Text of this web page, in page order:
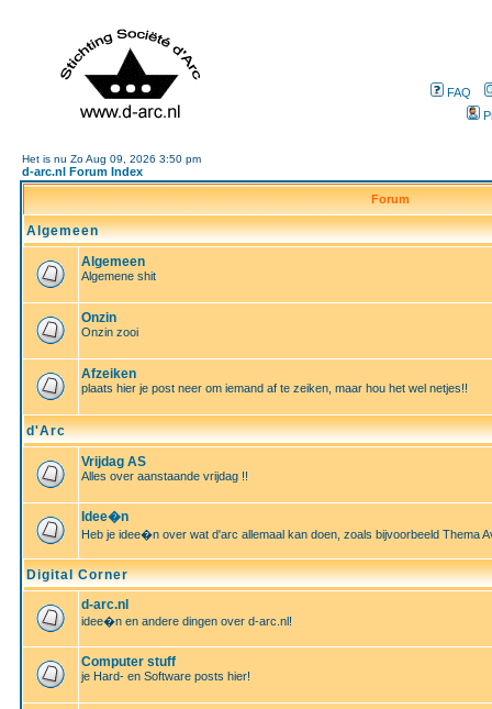
FAQ
Het is nu Zo Aug 09, 2026 3:50 pm
d-arc.nl Forum Index
Forum
Algemeen
Algemeen
Algemene shit
Onzin
Onzin zooi
Afzeiken
plaats hier je post neer om iemand af te zeiken, maar hou het wel netjes!!
d'Arc
Vrijdag AS
Alles over aanstaande vrijdag !!
Idee�n
Heb je idee�n over wat d'arc allemaal kan doen, zoals bijvoorbeeld Thema
Digital Corner
d-arc.nl
idee�n en andere dingen over d-arc.nl!
Computer stuff
je Hard- en Software posts hier!